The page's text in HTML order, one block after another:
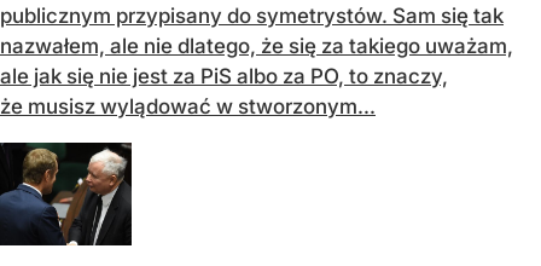
publicznym przypisany do symetrystów. Sam się tak
nazwałem, ale nie dlatego, że się za takiego uważam,
ale jak się nie jest za PiS albo za PO, to znaczy,
że musisz wylądować w stworzonym...